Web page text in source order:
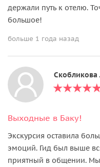
держали путь к отелю.
большое!
больше 1 года назад
Скобликова
Выходные в Баку!
Экскурсия оставила
эмоций. Гид был выше
приятный в общении. Мы